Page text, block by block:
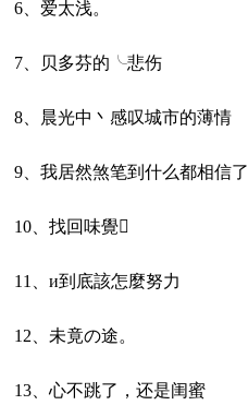
6、爱太浅。
7、贝多芬的╰悲伤
8、晨光中丶感叹城市的薄情
9、我居然煞笔到什么都相信了
10、找回味覺
11、и到底該怎麼努力
12、未竟の途。
13、心不跳了，还是闺蜜